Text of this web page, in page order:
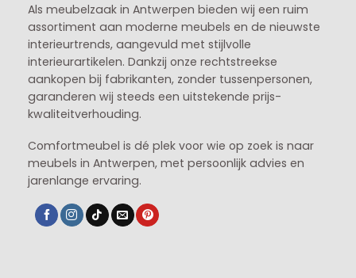
Als meubelzaak in Antwerpen bieden wij een ruim
assortiment aan moderne meubels en de nieuwste
interieurtrends, aangevuld met stijlvolle
interieurartikelen. Dankzij onze rechtstreekse
aankopen bij fabrikanten, zonder tussenpersonen,
garanderen wij steeds een uitstekende prijs-
kwaliteitverhouding.
Comfortmeubel is dé plek voor wie op zoek is naar
meubels in Antwerpen, met persoonlijk advies en
jarenlange ervaring.